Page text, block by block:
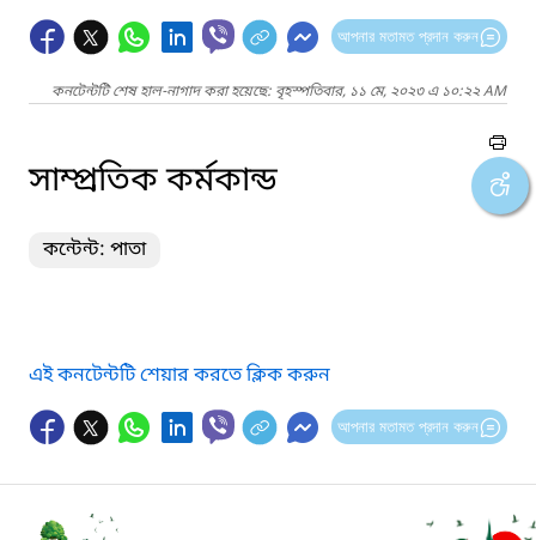
আপনার মতামত প্রদান করুন
কনটেন্টটি শেষ হাল-নাগাদ করা হয়েছে: বৃহস্পতিবার, ১১ মে, ২০২৩ এ ১০:২২ AM
সাম্প্রতিক কর্মকান্ড
কন্টেন্ট: পাতা
এই কনটেন্টটি শেয়ার করতে ক্লিক করুন
আপনার মতামত প্রদান করুন